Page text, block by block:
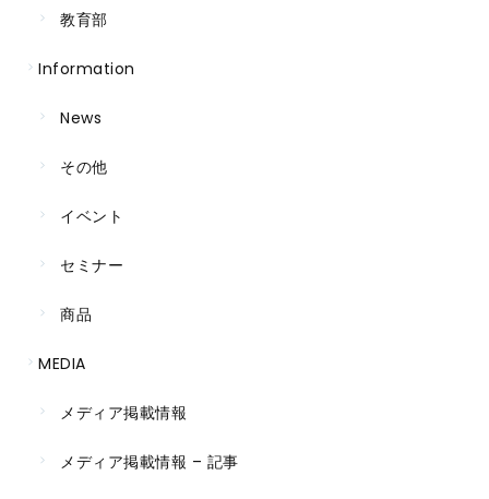
教育部
Information
News
その他
イベント
セミナー
商品
MEDIA
メディア掲載情報
メディア掲載情報 – 記事